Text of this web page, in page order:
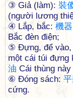
③ Giả (làm): 裝
(người lương
④ Lắp, bắc: 機器
Bắc đèn điện;
⑤ Đựng, để vào,
một cái túi đựng
油 Cái thùng
⑥ Đóng sách: 平
cứng.